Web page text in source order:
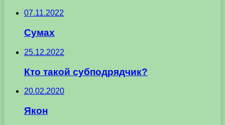
07.11.2022
Сумах
25.12.2022
Кто такой субподрядчик?
20.02.2020
Якон